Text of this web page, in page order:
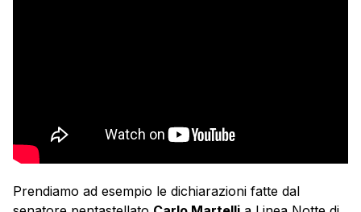
Prendiamo ad esempio le dichiarazioni fatte dal